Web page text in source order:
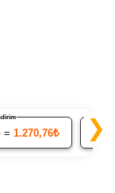
= 1.270,76₺
5 İndirim
24
❯